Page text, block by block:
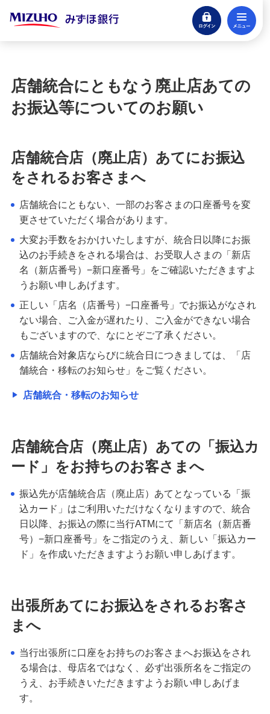
ログイン
閉じる
口座開設
来店不要・スマホで完結
クレジットカード・デビット
ローン
住宅ローン・カードローン
貯める・増やす
預金・NISA・資産運用
備える
相続・保険
学ぶ・考える
生涯学習
お客さまサポート
店舗統合にともなう廃止店あての
お振込等についてのお願い
店舗統合店（廃止店）あてにお振込
をされるお客さまへ
店舗統合にともない、一部のお客さまの口座番号を変
更させていただく場合があります。
大変お手数をおかけいたしますが、統合日以降にお振
込のお手続きをされる場合は、お受取人さまの「新店
名（新店番号）−新口座番号」をご確認いただきますよ
うお願い申しあげます。
正しい「店名（店番号）−口座番号」でお振込がなされ
ない場合、ご入金が遅れたり、ご入金ができない場合
もございますので、なにとぞご了承ください。
店舗統合対象店ならびに統合日につきましては、「店
舗統合・移転のお知らせ」をご覧ください。
店舗統合・移転のお知らせ
店舗統合店（廃止店）あての「振込カ
ード」をお持ちのお客さまへ
振込先が店舗統合店（廃止店）あてとなっている「振
込カード」はご利用いただけなくなりますので、統合
日以降、お振込の際に当行ATMにて「新店名（新店番
号）−新口座番号」をご指定のうえ、新しい「振込カー
ド」を作成いただきますようお願い申しあげます。
出張所あてにお振込をされるお客さ
まへ
当行出張所に口座をお持ちのお客さまへお振込をされ
る場合は、母店名ではなく、必ず出張所名をご指定の
うえ、お手続きいただきますようお願い申しあげま
す。